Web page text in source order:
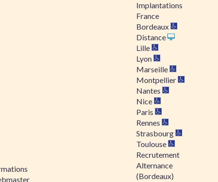
Implantations
France
Bordeaux
Distance
Lille
Lyon
Marseille
Montpellier
Nantes
Nice
Paris
Rennes
Strasbourg
Toulouse
Recrutement
Alternance
(Bordeaux)